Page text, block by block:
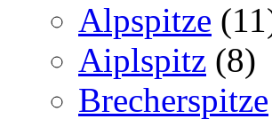
Alpspitze
Aiplspitz (8)
Brecherspitze